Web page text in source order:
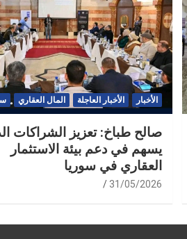
الأخبار الأخبار العاجلة المال العقاري
صالح طباخ: تعزيز الشراكات
يسهم في دعم بيئة الاستثمار
العقاري في سوريا
31/05/2026